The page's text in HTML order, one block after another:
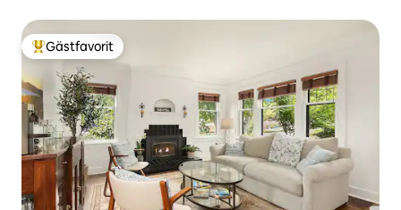
Populär gästfavorit
Gästfavorit